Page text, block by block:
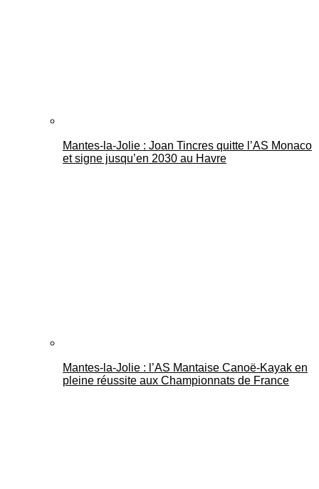
Mantes-la-Jolie : Joan Tincres quitte l’AS Monaco
et signe jusqu’en 2030 au Havre
Mantes-la-Jolie : l’AS Mantaise Canoë‑Kayak en
pleine réussite aux Championnats de France